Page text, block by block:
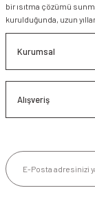
bir ısıtma çözümü
kurulduğunda, uzun
Kurumsal
Alışveriş